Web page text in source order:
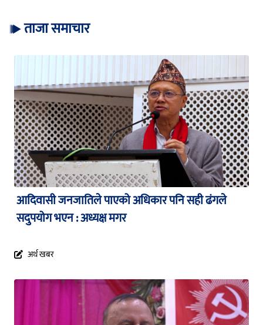
ताजा समाचार
आदिवासी जनजातिले पाएको अधिकार पनि सही ढंगले
सदुपयोग भएन : अध्यक्ष मगर
अर्थ खबर